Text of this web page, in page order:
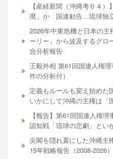
【産経新聞（沖縄考６４
廃」か 国連勧告…琉球独
2026年中東危機と日本の
ーリー』から波及するグロ
合分析報告
王毅外相 第61回国連人権
作の分析付）
定義もルールも変え始めた
いかにして沖縄の主権は「
【報告】第61回国連人権
認知戦「琉球の悲劇」とい
尖閣を隠れ蓑にした沖縄主
15年戦略報告（2008-2026）